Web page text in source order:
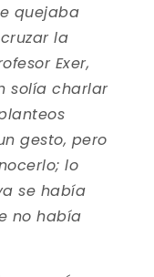
quejaba
la
Exer,
solía charlar
gesto, pero
lo
se había
no había